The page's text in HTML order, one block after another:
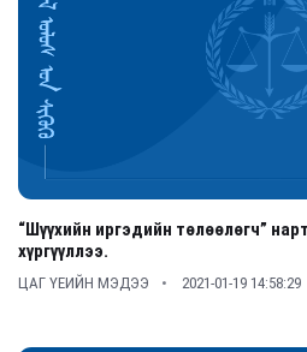
“Шүүхийн иргэдийн төлөөлөгч”
хүргүүллээ.
ЦАГ ҮЕИЙН МЭДЭЭ 2021-01-19 14:58:29